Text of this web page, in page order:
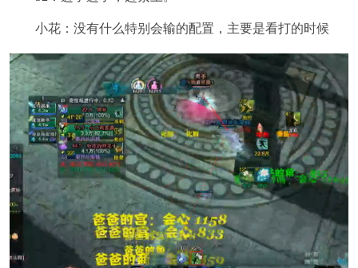
小花：没有什么特别会输的配置，主要是看打的时候